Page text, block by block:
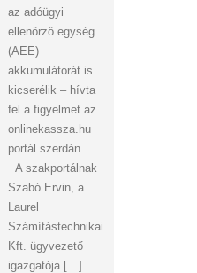
az adóügyi
ellenőrző egység
(AEE)
akkumulátorát is
kicserélik – hívta
fel a figyelmet az
onlinekassza.hu
portál szerdán.
A szakportálnak
Szabó Ervin, a
Laurel
Számítástechnikai
Kft. ügyvezető
igazgatója […]